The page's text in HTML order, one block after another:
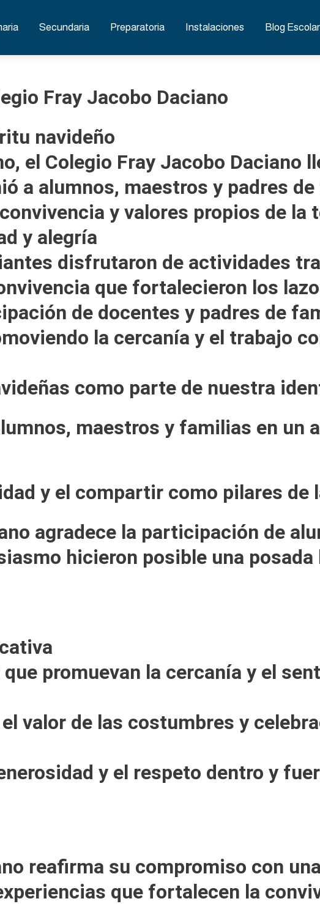
Secundaria Preparatoria Instalaciones Blog
Fray Jacobo Daciano
navideño
el Colegio Fray Jacobo Daciano
a alumnos, maestros y padres
y valores propios de la
y alegría
disfrutaron de actividades
que fortalecieron los
de docentes y padres de
la cercanía y el trabajo
como parte de nuestra
maestros y familias en un
y el compartir como pilares de
agradece la participación de
hicieron posible una
promuevan la cercanía y el
valor de las costumbres y
y el respeto dentro y
reafirma su compromiso con
que fortalecen la